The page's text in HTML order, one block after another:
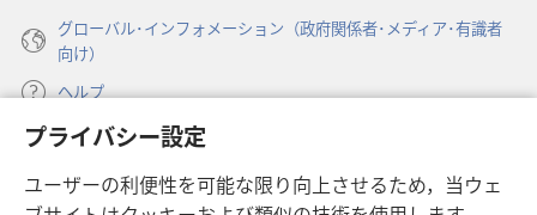
プライバシー設定
ユーザーの利便性を可能な限り向上させるため，当ウェ
グローバル･インフォメーション（政府関係者･メディア･有識者
向け）
ヘルプ
寄付
し